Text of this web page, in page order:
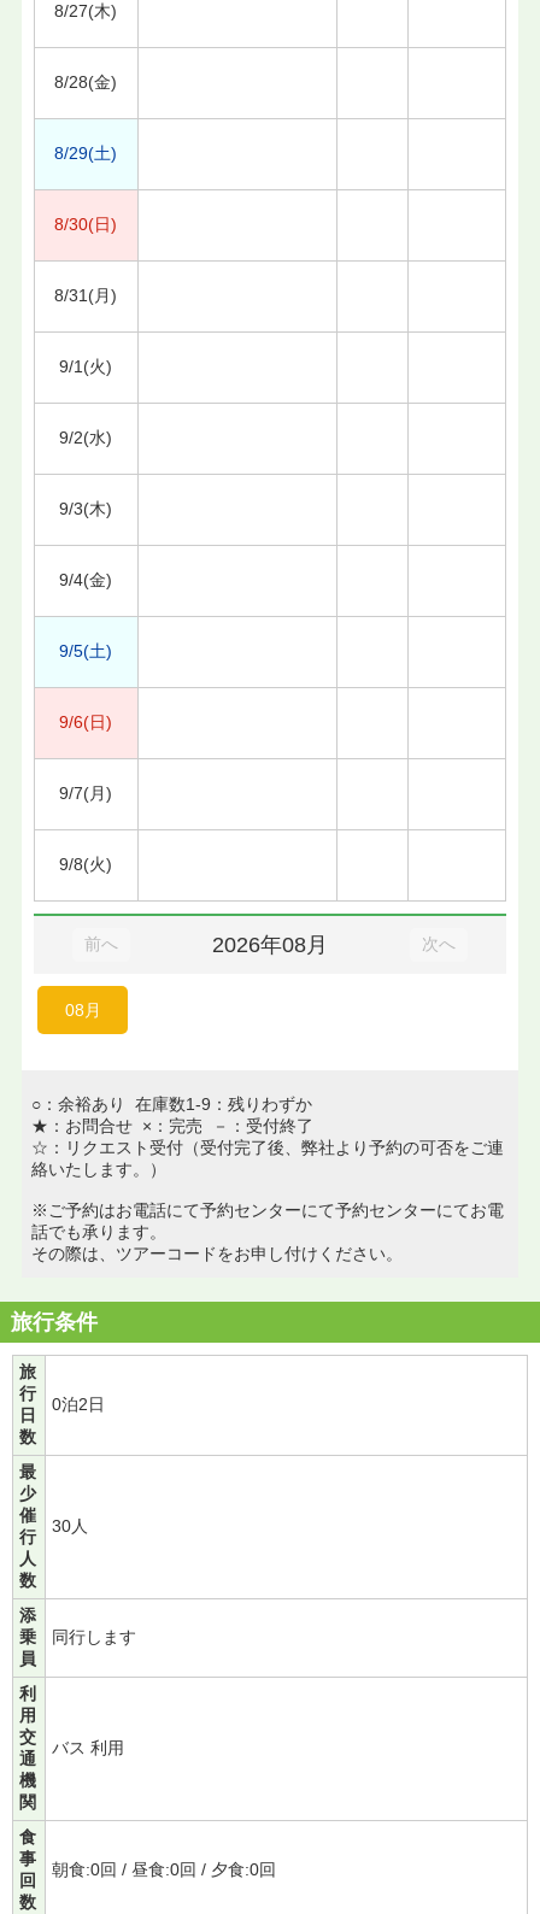
8/27(木)
8/28(金)
8/29(土)
8/30(日)
8/31(月)
9/1(火)
9/2(水)
9/3(木)
9/4(金)
9/5(土)
9/6(日)
9/7(月)
9/8(火)
前へ 2026年08月 次へ
08月
○：余裕あり 在庫数1-9：残りわずか
★：お問合せ ×：完売 －：受付終了
☆：リクエスト受付（受付完了後、弊社より予約の可否をご連
絡いたします。）
※ご予約はお電話にて予約センターにて予約センターにてお電
話でも承ります。
その際は、ツアーコードをお申し付けください。
旅行条件
旅
行
日
数
0泊2日
最
少
催
行
人
数
30人
添
乗
員
同行します
利
用
交
通
機
関
バス 利用
食
事
回
数
朝食:0回 / 昼食:0回 / 夕食:0回